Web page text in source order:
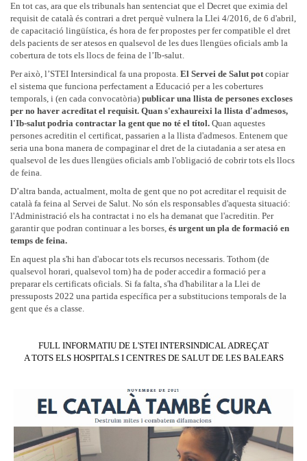
En tot cas, ara que els tribunals han sentenciat que el Decret que eximia del
requisit de català és contrari a dret perquè vulnera la Llei 4/2016, de 6 d'abril,
de capacitació lingüística, és hora de fer propostes per fer compatible el dret
dels pacients de ser atesos en qualsevol de les dues llengües oficials amb la
cobertura de tots els llocs de feina de l’Ib-salut.
Per això, l’STEI Intersindical fa una proposta. El Servei de Salut potcopiar
el sistema que funciona perfectament a Educació per a les cobertures
temporals, i (en cada convocatòria) publicar una llista de persones excloses
per no haver acreditat el requisit. Quan s'exhaureixi la llista d'admesos,
l'Ib-salut podria contractar la gent que no té el títol. Quan aquestes
persones acreditin el certificat, passarien a la llista d'admesos. Entenem que
seria una bona manera de compaginar el dret de la ciutadania a ser atesa en
qualsevol de les dues llengües oficials amb l'obligació de cobrir tots els llocs
de feina.
D’altra banda, actualment, molta de gent que no pot acreditar el requisit de
català fa feina al Servei de Salut. No són els responsables d'aquesta situació:
l'Administració els ha contractat i no els ha demanat que l'acreditin. Per
garantir que podran continuar a les borses, és urgent un pla de formació en
temps de feina.
En aquest pla s'hi han d'abocar tots els recursos necessaris. Tothom (de
qualsevol horari, qualsevol torn) ha de poder accedir a formació per a
preparar els certificats oficials. Si fa falta, s'ha d'habilitar a la Llei de
pressuposts 2022 una partida específica per a substitucions temporals de la
gent que és a classe.
FULL INFORMATIU DE L'STEI INTERSINDICAL ADREÇAT
A TOTS ELS HOSPITALS I CENTRES DE SALUT DE LES BALEARS